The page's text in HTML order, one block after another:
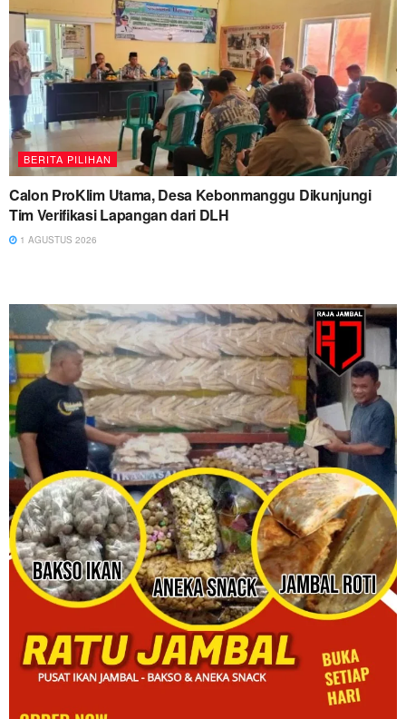
BERITA PILIHAN
Calon ProKlim Utama, Desa Kebonmanggu Dikunjungi
Tim Verifikasi Lapangan dari DLH
1 AGUSTUS 2026